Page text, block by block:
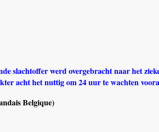
slachtoffer werd overgebracht naar het
acht het nuttig om 24 uur te wachten
Belgique)